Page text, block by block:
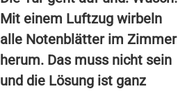
Mit einem Luftzug wirbeln
alle Notenblätter im Zimmer
herum. Das muss nicht sein
und die Lösung ist ganz